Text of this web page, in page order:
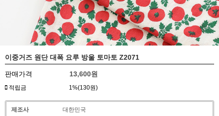
이중거즈 원단 대폭 요루 방울 토마토 Z2071
판매가격 13,600원
적립금 1%(130원)
제조사
대한민국